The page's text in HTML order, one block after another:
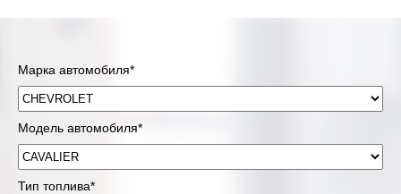
Марка автомобиля*
Модель автомобиля*
Тип топлива*